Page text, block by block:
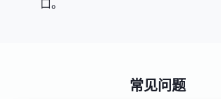
口。
常见问题